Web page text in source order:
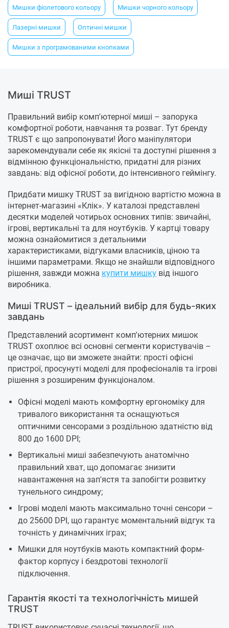
Мишки фіолетового кольору Мишки чорного кольору
Лазерні мишки Оптичні мишки
Мишки з програмованими кнопками
Миші TRUST
Правильний вибір комп'ютерної миші – запорука
комфортної роботи, навчання та розваг. Тут бренду
TRUST є що запропонувати! Його маніпулятори
зарекомендували себе як якісні та доступні рішення з
відмінною функціональністю, придатні для різних
завдань: від офісної роботи, до інтенсивного геймінгу.
Придбати мишку TRUST за вигідною вартістю можна в
інтернет-магазині «Клік». У каталозі представлені
десятки моделей чотирьох основних типів: звичайні,
ігрові, вертикальні та для ноутбуків. У картці товару
можна ознайомитися з детальними
характеристиками, відгуками власників, ціною та
іншими параметрами. Якщо не знайшли відповідного
рішення, завжди можна купити мишку від іншого
виробника.
Миші TRUST – ідеальний вибір для будь-яких
завдань
Представлений асортимент комп'ютерних мишок
TRUST охоплює всі основні сегменти користувачів –
це означає, що ви зможете знайти: прості офісні
пристрої, просунуті моделі для професіоналів та ігрові
рішення з розширеним функціоналом.
Офісні моделі мають комфортну ергономіку для
тривалого використання та оснащуються
оптичними сенсорами з роздільною здатністю від
800 до 1600 DPI;
Вертикальні миші забезпечують анатомічно
правильний хват, що допомагає знизити
навантаження на зап'ястя та запобігти розвитку
тунельного синдрому;
Ігрові моделі мають максимально точні сенсори –
до 25600 DPI, що гарантує моментальний відгук та
точність у динамічних іграх;
Мишки для ноутбуків мають компактний форм-
фактор корпусу і бездротові технології
підключення.
Гарантія якості та технологічність мишей
TRUST